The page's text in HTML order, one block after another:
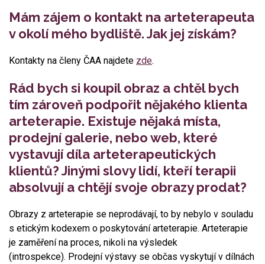
Mám zájem o kontakt na arteterapeuta
v okolí mého bydliště. Jak jej získám?
Kontakty na členy ČAA najdete zde.
Rád bych si koupil obraz a chtěl bych
tím zároveň podpořit nějakého klienta
arteterapie. Existuje nějaká místa,
prodejní galerie, nebo web, které
vystavují díla arteterapeutických
klientů? Jinými slovy lidí, kteří terapii
absolvují a chtějí svoje obrazy prodat?
Obrazy z arteterapie se neprodávají, to by nebylo v souladu
s etickým kodexem o poskytování arteterapie. Arteterapie
je zaměření na proces, nikoli na výsledek
(introspekce). Prodejní výstavy se občas vyskytují v dílnách